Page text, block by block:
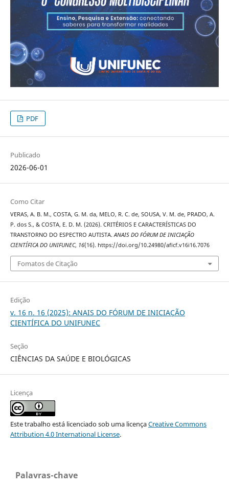
PDF
Publicado
2026-06-01
Como Citar
VERAS, A. B. M., COSTA, G. M. da, MELO, R. C. de, SOUSA, V. M. de, PRADO, A.
P. dos S., & COSTA, E. D. M. (2026). CRITÉRIOS E CARACTERÍSTICAS DO
TRANSTORNO DO ESPECTRO AUTISTA.ANAIS DO FÓRUM DE INICIAÇÃO
CIENTÍFICA DO UNIFUNEC, 16(16). https://doi.org/10.24980/aficf.v16i16.7076
Fomatos de Citação
Edição
v. 16 n. 16 (2025): ANAIS DO FÓRUM DE INICIAÇÃO
CIENTÍFICA DO UNIFUNEC
Seção
CIÊNCIAS DA SAÚDE E BIOLÓGICAS
Licença
Este trabalho está licenciado sob uma licençaCreative Commons
Attribution 4.0 International License.
Palavras-chave